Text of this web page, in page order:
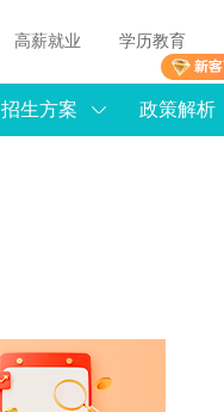
高薪就业 学历教育
招生方案 政策解析